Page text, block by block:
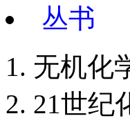
丛书
无机化
21世纪